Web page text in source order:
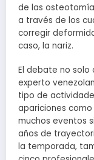
de las
a través de los
corregir
caso, la nariz.
El debate no
experto
tipo de
apariciones
muchos eventos
años de
la temporada,